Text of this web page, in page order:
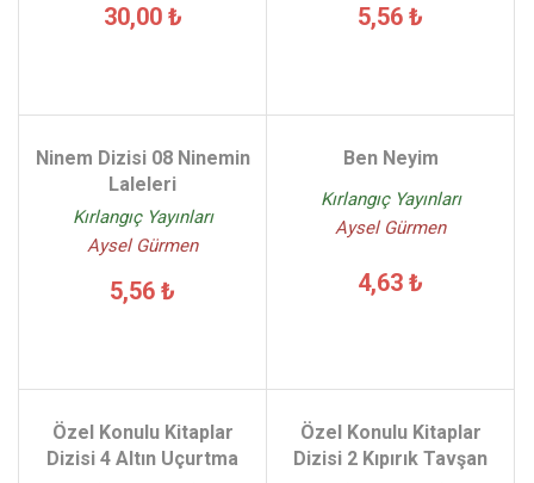
30,00 ₺ 5,56 ₺
Ninem Dizisi 08 Ninemin
Laleleri
Kırlangıç Yayınları
Aysel Gürmen
5,56 ₺
Ben Neyim
Kırlangıç Yayınları
Aysel Gürmen
4,63 ₺
Özel Konulu Kitaplar
Dizisi 4 Altın Uçurtma
Özel Konulu Kitaplar
Dizisi 2 Kıpırık Tavşan